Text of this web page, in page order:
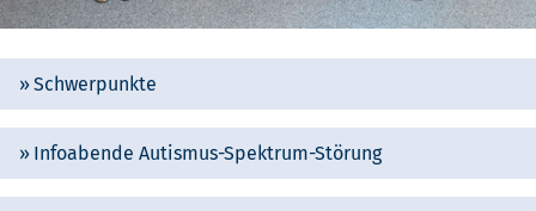
Schwerpunkte
Infoabende Autismus-Spektrum-Störung